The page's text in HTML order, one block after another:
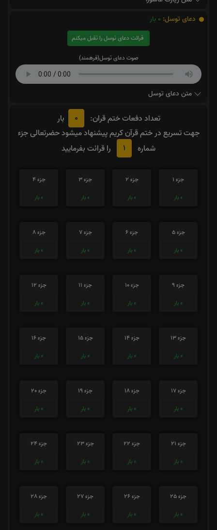
دعای توسل: 0 بار
قرائت دعای توسل را تقبل میکنم
صوت دعای توسل(فرهمند)
متن دعای توسل
تعداد دفعات ختم قران: 0
بار
جهت تسریع در ختم قرآن کریم پیشنهاد میشود حضرتعالی جزء
شماره
1 را قرائت بفرمایید
جزء 1
0 بار
جزء 2
0 بار
جزء 3
0 بار
جزء 4
0 بار
جزء 5
0 بار
جزء 6
0 بار
جزء 7
0 بار
جزء 8
0 بار
جزء 9
0 بار
جزء 10
0 بار
جزء 11
0 بار
جزء 12
0 بار
جزء 13
0 بار
جزء 14
0 بار
جزء 15
0 بار
جزء 16
0 بار
جزء 17
0 بار
جزء 18
0 بار
جزء 19
0 بار
جزء 20
0 بار
جزء 21
0 بار
جزء 22
0 بار
جزء 23
0 بار
جزء 24
0 بار
جزء 25
0 بار
جزء 26
0 بار
جزء 27
0 بار
جزء 28
0 بار